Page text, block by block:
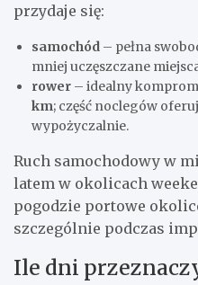
przydaje się:
samochód – pełna
mniej uczęszczane
rower – idealny
km; część noclegów
wypożyczalnie.
Ruch samochodowy w
latem w okolicach
pogodzie portowe
szczególnie podczas
Ile dni